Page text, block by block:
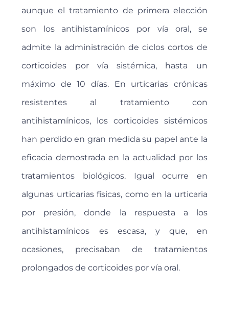
aunque el tratamiento de primera elección
son los antihistamínicos por vía oral, se
admite la administración de ciclos cortos de
corticoides por vía sistémica, hasta un
máximo de 10 días. En urticarias crónicas
resistentes al tratamiento con
antihistamínicos, los corticoides sistémicos
han perdido en gran medida su papel ante la
eficacia demostrada en la actualidad por los
tratamientos biológicos. Igual ocurre en
algunas urticarias físicas, como en la urticaria
por presión, donde la respuesta a los
antihistamínicos es escasa, y que, en
ocasiones, precisaban de tratamientos
prolongados de corticoides por vía oral.